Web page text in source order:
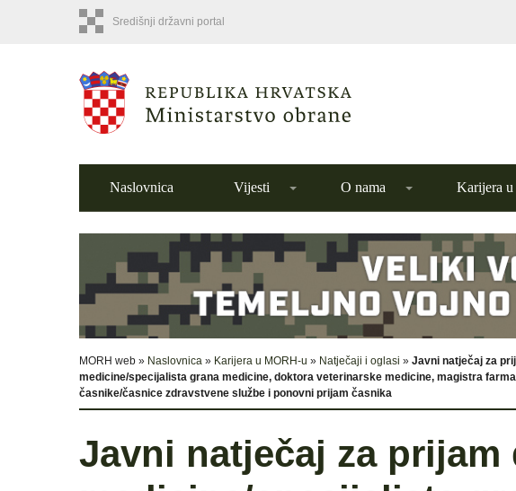
Središnji državni portal
Naslovnica Vijesti O nama Karijera
MORH web » Naslovnica » Karijera u MORH-u » Natječaji i oglasi » Javni natječaj za
medicine/specijalista grana medicine, doktora veterinarske medicine, magistra
časnike/časnice zdravstvene službe i ponovni prijam časnika
Javni natječaj za prijam